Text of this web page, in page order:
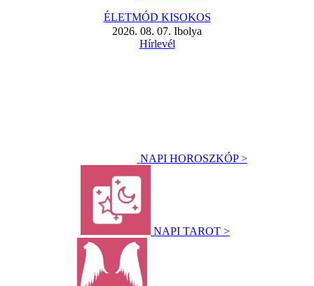
ÉLETMÓD KISOKOS
2026. 08. 07. Ibolya
Hírlevél
NAPI HOROSZKÓP >
NAPI TAROT >